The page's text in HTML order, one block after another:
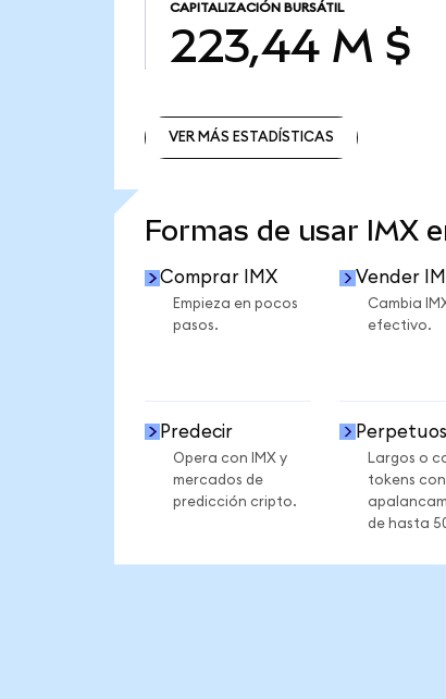
CAPITALIZACIÓN BURSÁTIL
223,44 M $
VER MÁS ESTADÍSTICAS
Formas de usar IMX
Comprar IMX
Empieza en pocos
pasos.
Vender
Cambia
efectivo.
Predecir
Opera con IMX y
mercados de
predicción cripto.
Perpetuos
Largos o
tokens con
de hasta